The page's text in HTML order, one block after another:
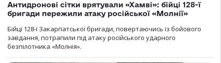
Антидронові сітки врятували «Хамві»: бійці 128-ї
бригади пережили атаку російської «Молнії»
Бійці 128-ї Закарпатської бригади, повертаючись із бойового
завдання, потрапили під атаку російського ударного
безпілотника «Молнія».